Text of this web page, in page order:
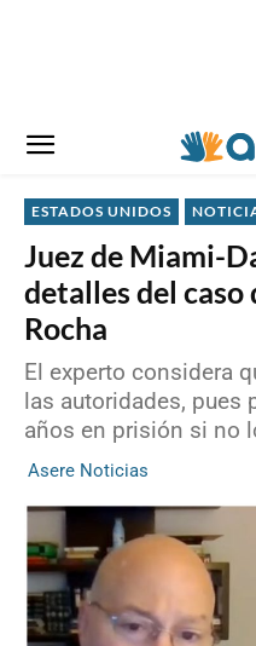
ESTADOS UNIDOS
Juez de Miami-
detalles del
Rocha
El experto considera
las autoridades, pues
años en prisión si no
Asere Noticias